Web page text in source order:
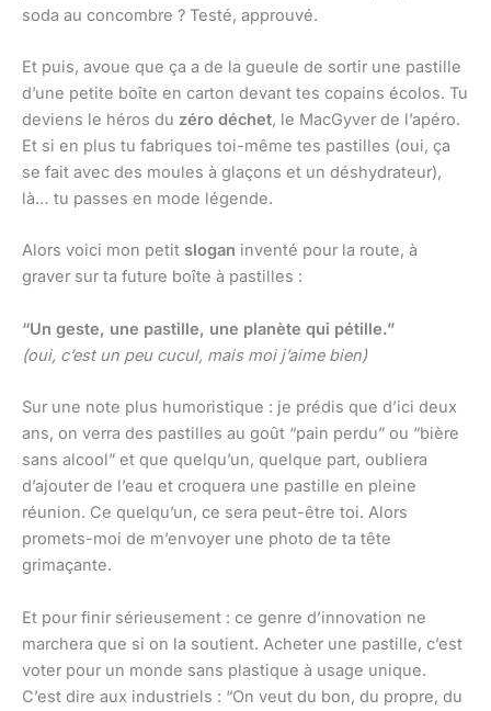
soda au concombre ? Testé, approuvé.
Et puis, avoue que ça a de la gueule de sortir une pastille
d’une petite boîte en carton devant tes copains écolos. Tu
deviens le héros du zéro déchet, le MacGyver de l’apéro.
Et si en plus tu fabriques toi-même tes pastilles (oui, ça
se fait avec des moules à glaçons et un déshydrateur),
là… tu passes en mode légende.
Alors voici mon petit slogan inventé pour la route, à
graver sur ta future boîte à pastilles :
“Un geste, une pastille, une planète qui pétille.”
(oui, c’est un peu cucul, mais moi j’aime bien)
Sur une note plus humoristique : je prédis que d’ici deux
ans, on verra des pastilles au goût “pain perdu” ou “bière
sans alcool” et que quelqu’un, quelque part, oubliera
d’ajouter de l’eau et croquera une pastille en pleine
réunion. Ce quelqu’un, ce sera peut-être toi. Alors
promets-moi de m’envoyer une photo de ta tête
grimaçante.
Et pour finir sérieusement : ce genre d’innovation ne
marchera que si on la soutient. Acheter une pastille, c’est
voter pour un monde sans plastique à usage unique.
C’est dire aux industriels : “On veut du bon, du propre, du